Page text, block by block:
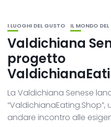
I LUOGHI DEL GUSTO IL MONDO DEL
Valdichiana
progetto
La Valdichiana Senese
andare incontro alle